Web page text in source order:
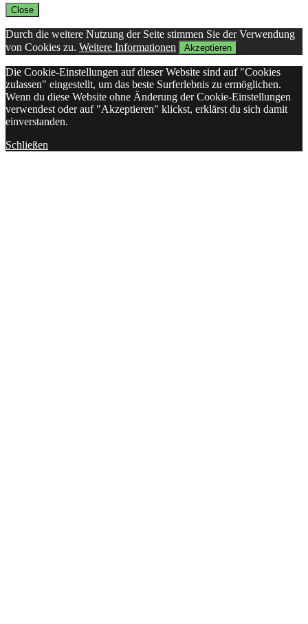
Close
Durch die weitere Nutzung der Seite stimmen Sie der Verwendung
von Cookies zu. Weitere Informationen Akzeptieren
Die Cookie-Einstellungen auf dieser Website sind auf "Cookies
zulassen" eingestellt, um das beste Surferlebnis zu ermöglichen.
Wenn du diese Website ohne Änderung der Cookie-Einstellungen
verwendest oder auf "Akzeptieren" klickst, erklärst du sich damit
einverstanden.
Schließen